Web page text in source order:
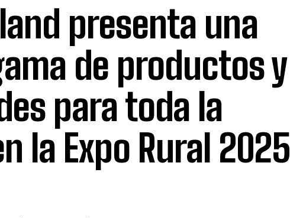
presenta una
de productos y
para toda la
la Expo Rural 2025